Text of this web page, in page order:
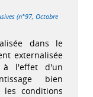
(n°97, Octobre
dans le
externalisée
à l'effet d'un
bien
les conditions